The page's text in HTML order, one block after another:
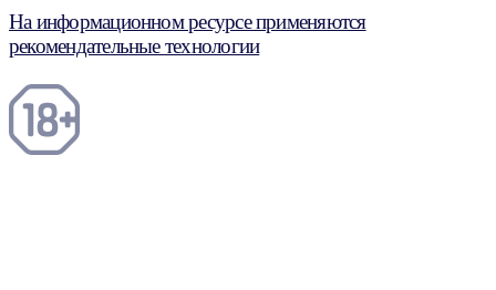
На информационном ресурсе применяются
рекомендательные технологии